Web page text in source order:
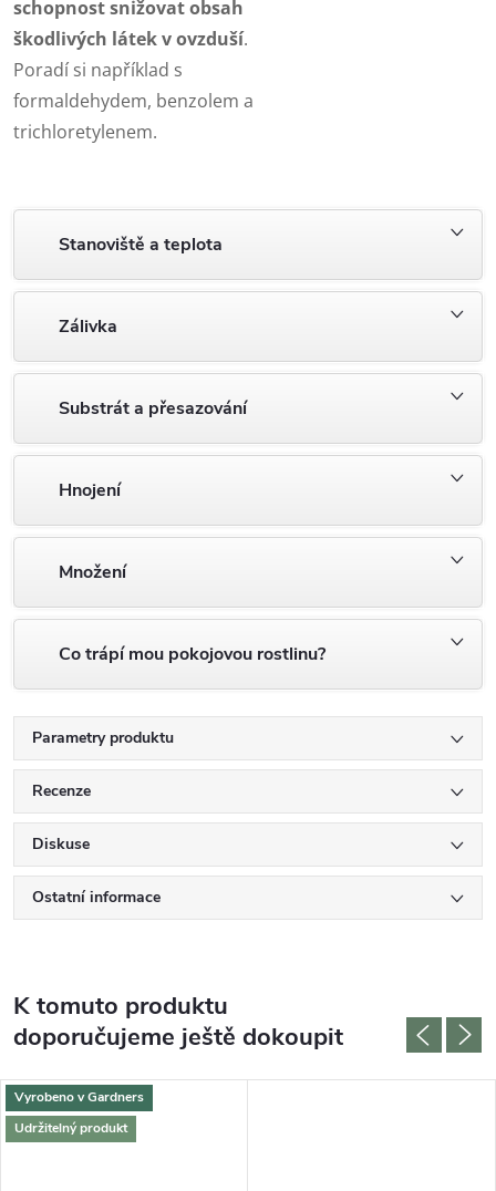
schopnost snižovat obsah
škodlivých látek v ovzduší.
Poradí si například s
formaldehydem, benzolem a
trichloretylenem.
Stanoviště a teplota
Zálivka
Substrát a přesazování
Hnojení
Množení
Co trápí mou pokojovou rostlinu?
Parametry produktu
Recenze
Diskuse
Ostatní informace
K tomuto produktu
doporučujeme ještě dokoupit
Vyrobeno v Gardners
Udržitelný produkt